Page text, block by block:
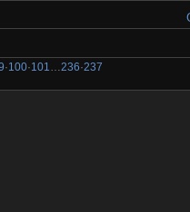
·100·101 236·237